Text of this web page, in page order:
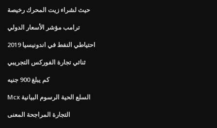
حيث لشراء زيت المحرك رخيصة
ترامب مؤشر الأسعار الدولي
احتياطي النفط في اندونيسيا 2019
ثنائي تجارة الفوركس التجريبي
كم يبلغ 900 جنيه
Mcx السلع الحية الرسوم البيانية
التجارة المراجحة المعنى